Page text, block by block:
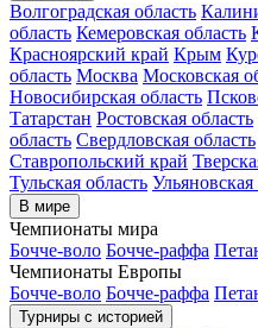
Волгоградская область
область Кемеровская область
Красноярский край Крым
область Москва Московская
Новосибирская область
Татарстан Ростовская область
область Свердловская область
Ставропольский край
Тульская область Ульяновская
В мире
Чемпионаты мира
Бочче-воло Бочче-раффа
Чемпионаты Европы
Бочче-воло Бочче-раффа
Турниры с историей